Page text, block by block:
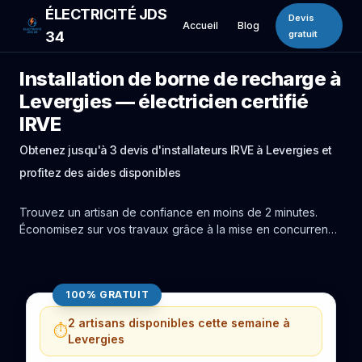
ÉLECTRICITÉ JDS
34
Accueil Blog
Devis
gratuit
Installation de borne de recharge à
Levergies — électricien certifié
IRVE
Obtenez jusqu'à 3 devis d'installateurs IRVE à Levergies et
profitez des aides disponibles
Trouvez un artisan de confiance en moins de 2 minutes.
Économisez sur vos travaux grâce à la mise en concurrence
100% GRATUIT
⏱️2 artisans disponibles cette semaine à
Levergies